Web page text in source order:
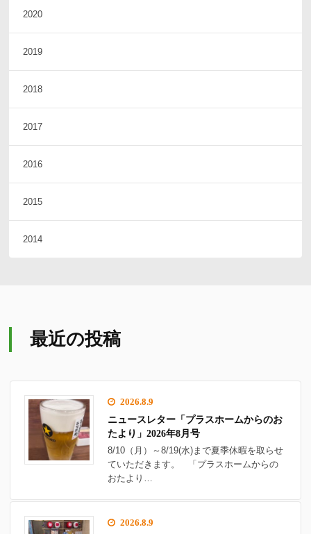
2020
2019
2018
2017
2016
2015
2014
最近の投稿
2026.8.9
ニュースレター「プラスホームからのお
たより」2026年8月号
8/10（月）～8/19(水)まで夏季休暇を取らせ
ていただきます。 「プラスホームからの
おたより…
2026.8.9